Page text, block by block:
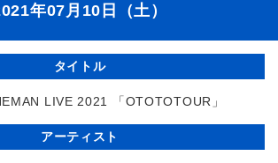
年07月10日（土）
タイトル
LIVE 2021 「OTOTOTOUR」
アーティスト